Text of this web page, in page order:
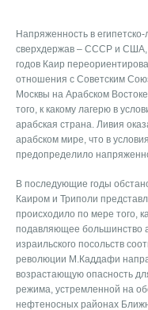
Напряженность в
сверхдержав – СССР и США,
годов Каир
отношения с Советским
Москвы на Арабском
того, к какому лагерю в
арабская страна. Ливия
арабском мире, что в
предопределило
В последующие годы
Каиром и Триполи
происходило по мере того,
подавляющее большинство
израильского посольств
революции М.Каддафи
возрастающую опасность
режима, устремленной на
нефтеносных районах